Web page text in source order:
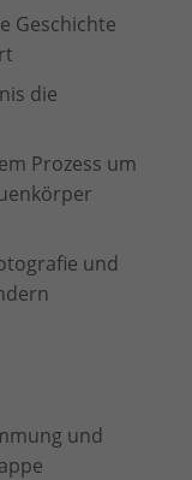
Geschichte
die
Prozess um
und
und